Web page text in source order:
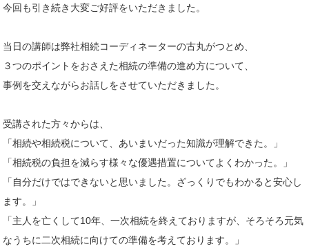
今回も引き続き大変ご好評をいただきました。
当日の講師は弊社相続コーディネーターの古丸がつとめ、
３つのポイントをおさえた相続の準備の進め方について、
事例を交えながらお話しをさせていただきました。
受講された方々からは、
「相続や相続税について、あいまいだった知識が理解できた。」
「相続税の負担を減らす様々な優遇措置についてよくわかった。」
「自分だけではできないと思いました。ざっくりでもわかると安心し
ます。」
「主人を亡くして10年、一次相続を終えておりますが、そろそろ元気
なうちに二次相続に向けての準備を考えております。」